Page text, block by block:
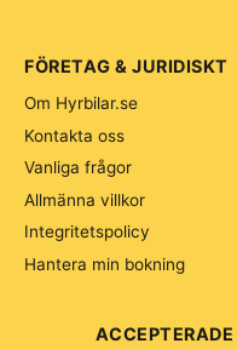
FÖRETAG & JURIDISKT
Om Hyrbilar.se
Kontakta oss
Vanliga frågor
Allmänna villkor
Integritetspolicy
Hantera min bokning